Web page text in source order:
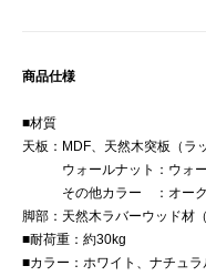
商品仕様
■材質
天板：MDF、天然木突板（ラ
ウォールナット：ウォー
その他カラー ：オー
脚部：天然木ラバーウッド材
■耐荷重：約30kg
■カラー：ホワイト、ナチュ